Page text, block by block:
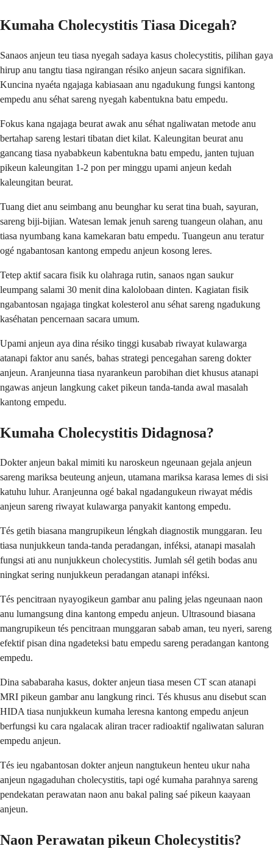
Kumaha Cholecystitis Tiasa Dicegah?
Sanaos anjeun teu tiasa nyegah sadaya kasus cholecystitis, pilihan gaya
hirup anu tangtu tiasa ngirangan résiko anjeun sacara signifikan.
Kuncina nyaéta ngajaga kabiasaan anu ngadukung fungsi kantong
empedu anu séhat sareng nyegah kabentukna batu empedu.
Fokus kana ngajaga beurat awak anu séhat ngaliwatan metode anu
bertahap sareng lestari tibatan diet kilat. Kaleungitan beurat anu
gancang tiasa nyababkeun kabentukna batu empedu, janten tujuan
pikeun kaleungitan 1-2 pon per minggu upami anjeun kedah
kaleungitan beurat.
Tuang diet anu seimbang anu beunghar ku serat tina buah, sayuran,
sareng biji-bijian. Watesan lemak jenuh sareng tuangeun olahan, anu
tiasa nyumbang kana kamekaran batu empedu. Tuangeun anu teratur
ogé ngabantosan kantong empedu anjeun kosong leres.
Tetep aktif sacara fisik ku olahraga rutin, sanaos ngan saukur
leumpang salami 30 menit dina kalolobaan dinten. Kagiatan fisik
ngabantosan ngajaga tingkat kolesterol anu séhat sareng ngadukung
kaséhatan pencernaan sacara umum.
Upami anjeun aya dina résiko tinggi kusabab riwayat kulawarga
atanapi faktor anu sanés, bahas strategi pencegahan sareng dokter
anjeun. Aranjeunna tiasa nyarankeun parobihan diet khusus atanapi
ngawas anjeun langkung caket pikeun tanda-tanda awal masalah
kantong empedu.
Kumaha Cholecystitis Didagnosa?
Dokter anjeun bakal mimiti ku naroskeun ngeunaan gejala anjeun
sareng mariksa beuteung anjeun, utamana mariksa karasa lemes di sisi
katuhu luhur. Aranjeunna ogé bakal ngadangukeun riwayat médis
anjeun sareng riwayat kulawarga panyakit kantong empedu.
Tés getih biasana mangrupikeun léngkah diagnostik munggaran. Ieu
tiasa nunjukkeun tanda-tanda peradangan, inféksi, atanapi masalah
fungsi ati anu nunjukkeun cholecystitis. Jumlah sél getih bodas anu
ningkat sering nunjukkeun peradangan atanapi inféksi.
Tés pencitraan nyayogikeun gambar anu paling jelas ngeunaan naon
anu lumangsung dina kantong empedu anjeun. Ultrasound biasana
mangrupikeun tés pencitraan munggaran sabab aman, teu nyeri, sareng
efektif pisan dina ngadeteksi batu empedu sareng peradangan kantong
empedu.
Dina sababaraha kasus, dokter anjeun tiasa mesen CT scan atanapi
MRI pikeun gambar anu langkung rinci. Tés khusus anu disebut scan
HIDA tiasa nunjukkeun kumaha leresna kantong empedu anjeun
berfungsi ku cara ngalacak aliran tracer radioaktif ngaliwatan saluran
empedu anjeun.
Tés ieu ngabantosan dokter anjeun nangtukeun henteu ukur naha
anjeun ngagaduhan cholecystitis, tapi ogé kumaha parahnya sareng
pendekatan perawatan naon anu bakal paling saé pikeun kaayaan
anjeun.
Naon Perawatan pikeun Cholecystitis?